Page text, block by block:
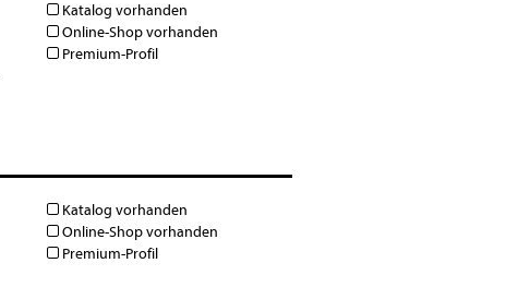
Katalog vorhanden
Online-Shop vorhanden
Premium-Profil
Katalog vorhanden
Online-Shop vorhanden
Premium-Profil